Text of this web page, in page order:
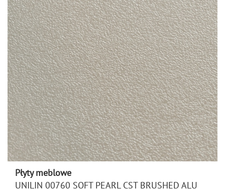
Płyty meblowe
UNILIN 00760 SOFT PEARL CST BRUSHED ALU